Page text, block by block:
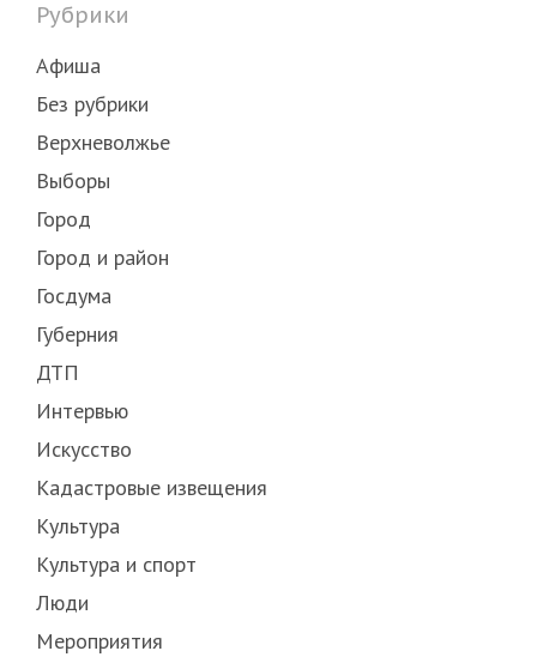
Рубрики
Афиша
Без рубрики
Верхневолжье
Выборы
Город
Город и район
Госдума
Губерния
ДТП
Интервью
Искусство
Кадастровые извещения
Культура
Культура и спорт
Люди
Мероприятия